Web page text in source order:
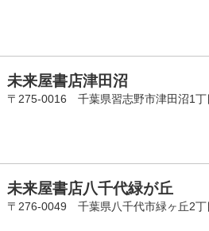
未来屋書店津田沼
〒275-0016 千葉県習志野市津田沼1丁
未来屋書店八千代緑が丘
〒276-0049 千葉県八千代市緑ヶ丘2丁